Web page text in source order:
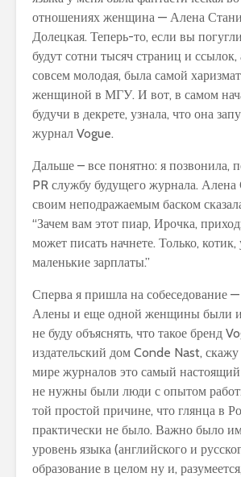
отношениях женщина — Алена
Долецкая. Теперь-то, если вы
будут сотни тысяч страниц и ссылок,
совсем молодая, была самой
женщиной в МГУ. И вот, в самом
будучи в декрете, узнала, что она
журнал Vogue.
Дальше – все понятно: я позвонила,
PR службу будущего журнала. Алена
своим неподражаемым баском
“Зачем вам этот пиар, Ирочка,
может писать начнете. Только, котик,
маленькие зарплаты.”
Сперва я пришла на собеседование
Алены и еще одной женщины были
не буду объяснять, что такое бренд
издательский дом Conde Nast, скажу
мире журналов это самый
не нужны были люди с опытом
той простой причине, что глянца в
практически не было. Важно было
уровень языка (английского и
образование в целом ну и,